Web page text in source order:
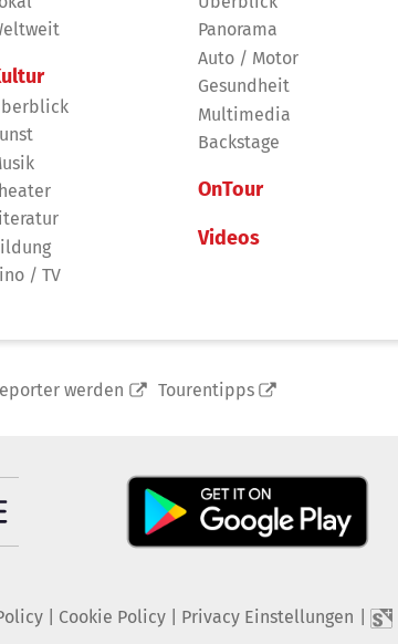
/ TV
Panorama
Auto / Motor
Gesundheit
Multimedia
Backstage
OnTour
Videos
werden Tourentipps
| Cookie Policy| Privacy Einstellungen